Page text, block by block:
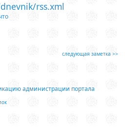
rss.xml
следующая заметка >>
администрации портала